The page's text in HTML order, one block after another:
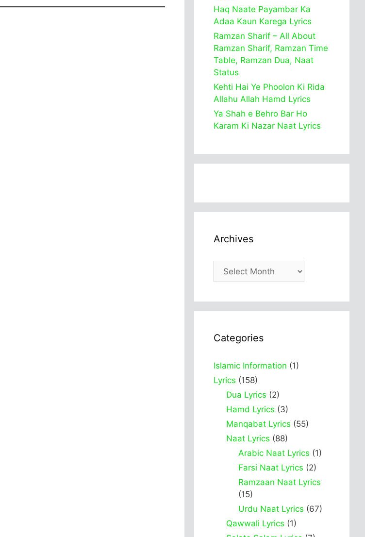
Haq Naate Payambar Ka
Adaa Kaun Karega Lyrics
Ramzan Sharif – All About
Ramzan Sharif, Ramzan Time
Table, Ramzan Dua, Naat
Status
Kehti Hai Ye Phoolon Ki Rida
Allahu Allah Hamd Lyrics
Ya Shah e Behro Bar Ho
Karam Ki Nazar Naat Lyrics
Archives
Archives
Categories
Islamic Information (1)
Lyrics (158)
Dua Lyrics (2)
Hamd Lyrics (3)
Manqabat Lyrics (55)
Naat Lyrics (88)
Arabic Naat Lyrics (1)
Farsi Naat Lyrics (2)
Ramzaan Naat Lyrics
(15)
Urdu Naat Lyrics (67)
Qawwali Lyrics (1)